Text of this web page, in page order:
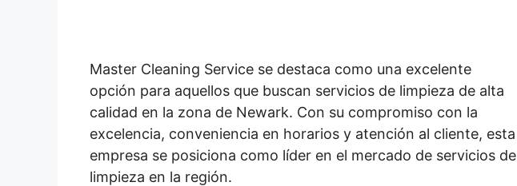
Master Cleaning Service se destaca como una excelente
opción para aquellos que buscan servicios de limpieza de alta
calidad en la zona de Newark. Con su compromiso con la
excelencia, conveniencia en horarios y atención al cliente, esta
empresa se posiciona como líder en el mercado de servicios de
limpieza en la región.